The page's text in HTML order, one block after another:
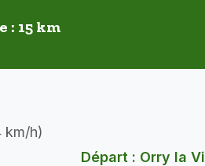
: 15 km
km/h)
Départ : Orry la